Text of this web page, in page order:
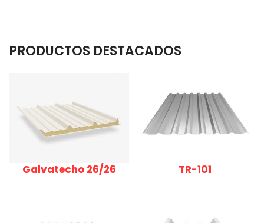
PRODUCTOS DESTACADOS
Galvatecho 26/26 TR-101